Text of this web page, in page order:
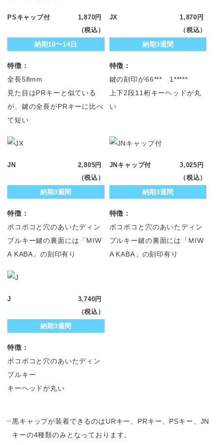
PSキャップ付
1,870円
（税込）
納期10〜14日
特徴：
全長58mm
見た目はPRキーと似ている
が、鍵の全長がPRキーに比べ
て短い
JX
1,870円
（税込）
納期3週間
特徴：
鍵の刻印が66*** 1*****
上下2段11桁キーヘッドが丸
い
JN
2,805円
（税込）
納期3週間
特徴：
ポコポコと穴のあいたディン
プルキー鍵の裏面には「MIW
A KABA」の刻印有り
JNキャップ付
3,025円
（税込）
納期3週間
特徴：
ポコポコと穴のあいたディン
プルキー鍵の裏面には「MIW
A KABA」の刻印有り
J
3,740円
（税込）
納期3週間
特徴：
ポコポコと穴のあいたディン
プルキー
キーヘッドが丸い
黒キャップが装着できるのはURキー、PRキー、PSキー、JN
キーの4種類のみとなっております。